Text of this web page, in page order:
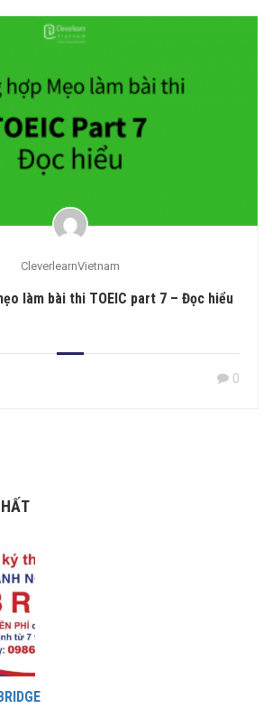
CleverlearnVietnam
làm bài thi TOEIC part 7 – Đọc hiểu
0